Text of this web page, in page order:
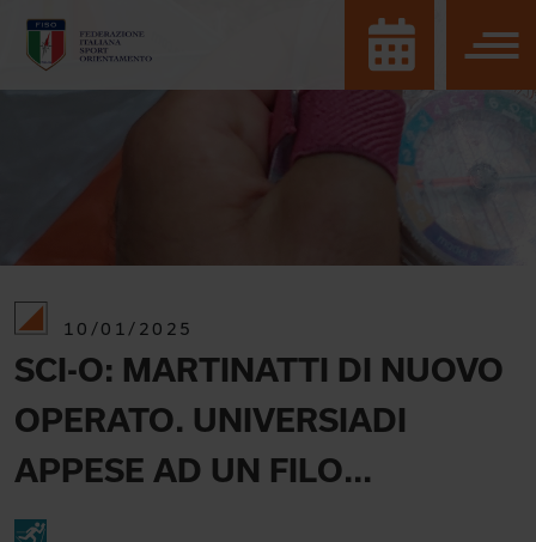
10/01/2025
SCI-O: MARTINATTI DI NUOVO
OPERATO. UNIVERSIADI
APPESE AD UN FILO...